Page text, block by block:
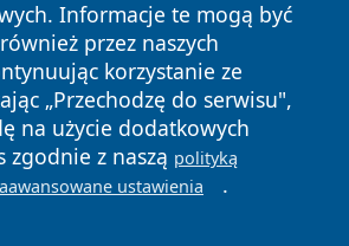
Informacje te mogą być
przez naszych
korzystanie ze
„Przechodzę do serwisu",
na użycie dodatkowych
zgodnie z naszą polityką
ustawienia .
Polityka
Prywatności
Polityka
Cookies